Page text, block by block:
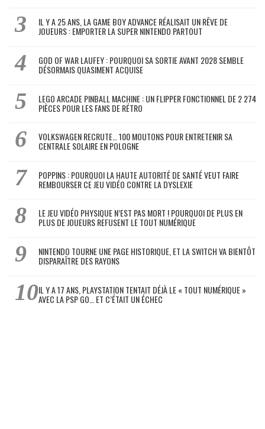
IL Y A 25 ANS, LA GAME BOY ADVANCE RÉALISAIT UN RÊVE DE
JOUEURS : EMPORTER LA SUPER NINTENDO PARTOUT
GOD OF WAR LAUFEY : POURQUOI SA SORTIE AVANT 2028 SEMBLE
DÉSORMAIS QUASIMENT ACQUISE
LEGO ARCADE PINBALL MACHINE : UN FLIPPER FONCTIONNEL DE 2 274
PIÈCES POUR LES FANS DE RÉTRO
VOLKSWAGEN RECRUTE… 100 MOUTONS POUR ENTRETENIR SA
CENTRALE SOLAIRE EN POLOGNE
POPPINS : POURQUOI LA HAUTE AUTORITÉ DE SANTÉ VEUT FAIRE
REMBOURSER CE JEU VIDÉO CONTRE LA DYSLEXIE
LE JEU VIDÉO PHYSIQUE N’EST PAS MORT ! POURQUOI DE PLUS EN
PLUS DE JOUEURS REFUSENT LE TOUT NUMÉRIQUE
NINTENDO TOURNE UNE PAGE HISTORIQUE, ET LA SWITCH VA BIENTÔT
DISPARAÎTRE DES RAYONS
IL Y A 17 ANS, PLAYSTATION TENTAIT DÉJÀ LE « TOUT NUMÉRIQUE »
AVEC LA PSP GO… ET C’ÉTAIT UN ÉCHEC